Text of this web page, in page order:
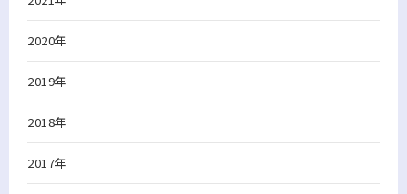
2020年
2019年
2018年
2017年